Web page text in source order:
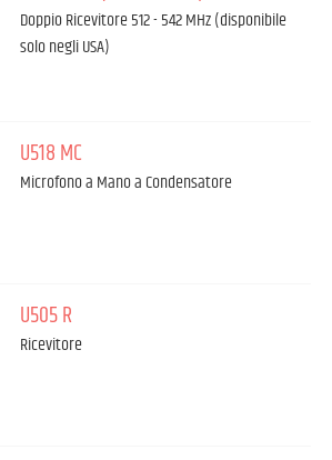
Doppio Ricevitore 512 - 542 MHz (disponibile
solo negli USA)
U518 MC
Microfono a Mano a Condensatore
U505 R
Ricevitore